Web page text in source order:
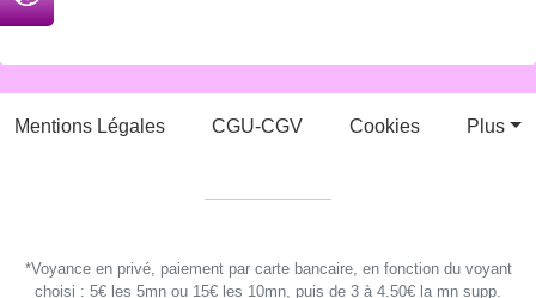
Mentions Légales CGU-CGV Cookies Plus
*Voyance en privé, paiement par carte bancaire, en fonction du voyant
choisi : 5€ les 5mn ou 15€ les 10mn, puis de 3 à 4.50€ la mn supp.